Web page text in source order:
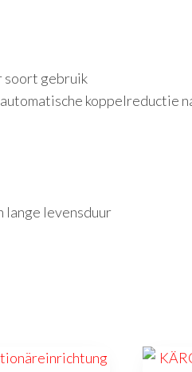
soort gebruik
koppelreductie
lange levensduur